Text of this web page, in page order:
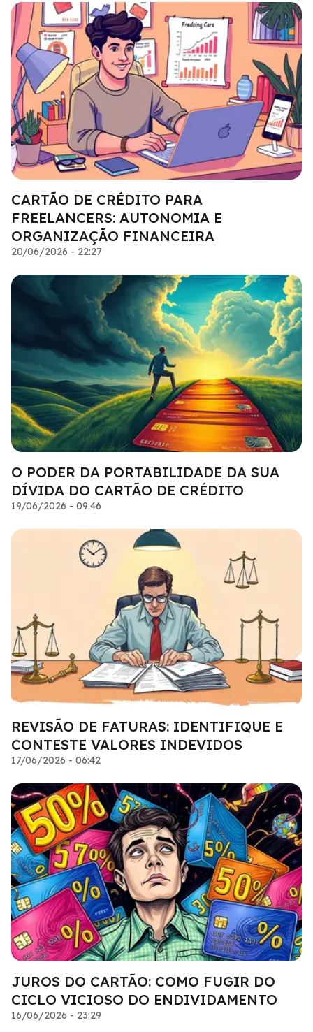
CARTÃO DE CRÉDITO PARA
FREELANCERS: AUTONOMIA E
ORGANIZAÇÃO FINANCEIRA
20/06/2026 - 22:27
O PODER DA PORTABILIDADE DA SUA
DÍVIDA DO CARTÃO DE CRÉDITO
19/06/2026 - 09:46
REVISÃO DE FATURAS: IDENTIFIQUE E
CONTESTE VALORES INDEVIDOS
17/06/2026 - 06:42
JUROS DO CARTÃO: COMO FUGIR DO
CICLO VICIOSO DO ENDIVIDAMENTO
16/06/2026 - 23:29